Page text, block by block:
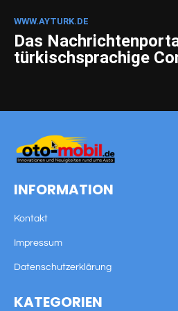
INFORMATION
Kontakt
Impressum
Datenschutzerklärung
KATEGORIEN
WWW.AYTURK.DE
Das
türkischsprachige